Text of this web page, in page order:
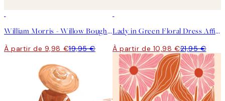
William Morris - Willow Bough Landscape Affiche
À partir de 9,98 €19,95 €
Lady in Green Floral Dress Affiche
À partir de 10,98 €21,95 €